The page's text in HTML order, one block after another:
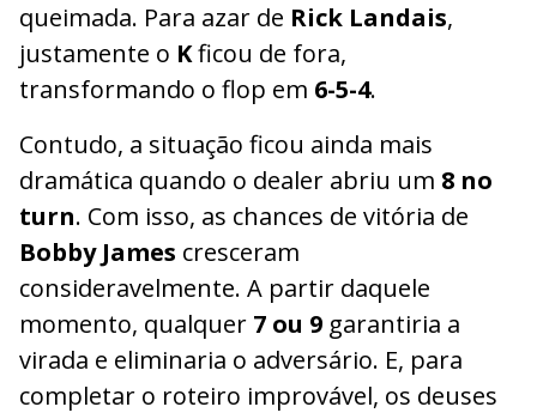
queimada. Para azar de Rick Landais,
justamente o Kficou de fora,
transformando o flop em 6-5-4.
Contudo, a situação ficou ainda mais
dramática quando o dealer abriu um 8 no
turn. Com isso, as chances de vitória de
Bobby James cresceram
consideravelmente. A partir daquele
momento, qualquer 7 ou 9 garantiria a
virada e eliminaria o adversário. E, para
completar o roteiro improvável, os deuses